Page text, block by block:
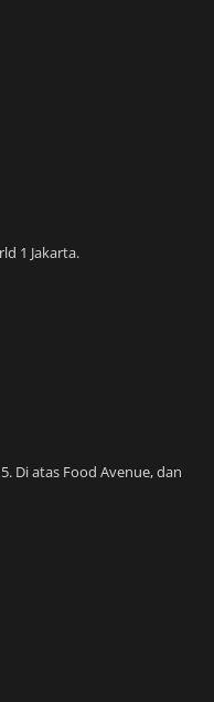
1 Jakarta.
Di atas Food Avenue, dan